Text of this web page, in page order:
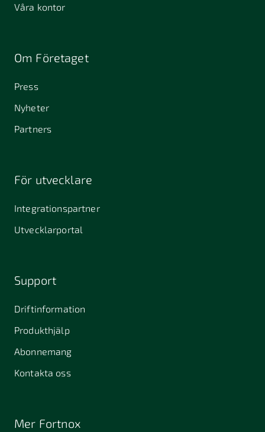
Våra kontor
Om Företaget
Press
Nyheter
Partners
För utvecklare
Integrationspartner
Utvecklarportal
Support
Driftinformation
Produkthjälp
Abonnemang
Kontakta oss
Mer Fortnox